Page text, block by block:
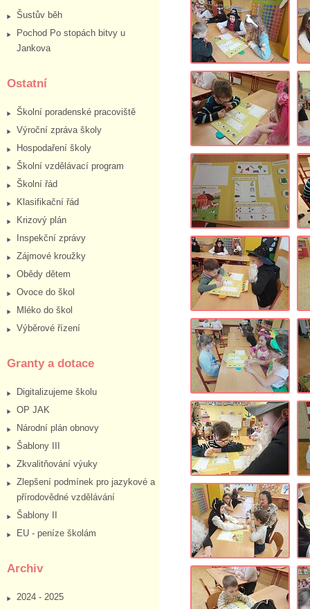
Šustův běh
Pochod Po stopách bitvy u
Jankova
Ostatní
Školní poradenské pracoviště
Výroční zpráva školy
Hospodaření školy
Školní vzdělávací program
Školní řád
Klasifikační řád
Krizový plán
Inspekční zprávy
Zájmové kroužky
Obědy dětem
Ovoce do škol
Mléko do škol
Výběrové řízení
Granty a dotace
Digitalizujeme školu
OP JAK
Národní plán obnovy
Šablony III
Zkvalitňování výuky
Zlepšení podmínek pro jazykové a
přírodovědné vzdělávání
Šablony II
EU - peníze školám
Archiv
2024 - 2025